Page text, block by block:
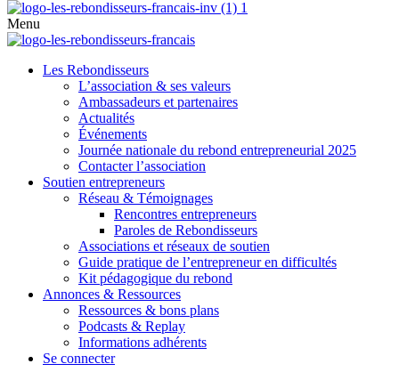
Menu
Les Rebondisseurs
L’association & ses valeurs
Ambassadeurs et partenaires
Actualités
Événements
Journée nationale du rebond entrepreneurial 2025
Contacter l’association
Soutien entrepreneurs
Réseau & Témoignages
Rencontres entrepreneurs
Paroles de Rebondisseurs
Associations et réseaux de soutien
Guide pratique de l’entrepreneur en difficultés
Kit pédagogique du rebond
Annonces & Ressources
Ressources & bons plans
Podcasts & Replay
Informations adhérents
Se connecter